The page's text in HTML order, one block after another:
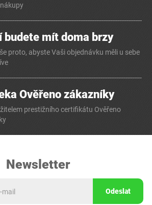
budete mít doma brzy
proto, abyste Vaši objednávku měli u sebe
Ověřeno zákazníky
prestižního certifikátu Ověřeno
Newsletter
Odeslat